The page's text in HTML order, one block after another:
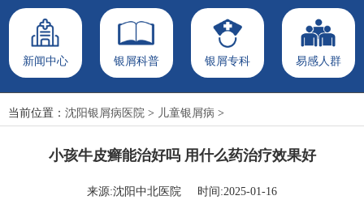
新闻中心 银屑科普 银屑专科 易感人群
当前位置： 沈阳银屑病医院 > 儿童银屑病 >
小孩牛皮癣能治好吗 用什么药治疗效果好
来源:沈阳中北医院 时间:2025-01-16